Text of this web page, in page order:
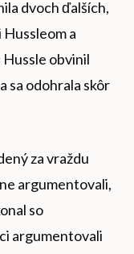
dvoch ďalších,
a
obvinil
sa odohrala skôr
za vraždu
argumentovali,
so
argumentovali